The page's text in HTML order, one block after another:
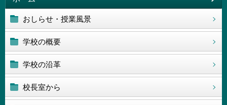
おしらせ・授業風景
学校の概要
学校の沿革
校長室から